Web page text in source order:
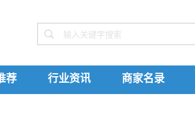
荐 行业资讯 商家名录